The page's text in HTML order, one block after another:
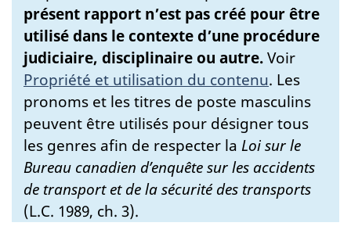
présent rapport n’est pas créé pour être
utilisé dans le contexte d’une procédure
judiciaire, disciplinaire ou autre.Voir
Propriété et utilisation du contenu. Les
pronoms et les titres de poste masculins
peuvent être utilisés pour désigner tous
les genres afin de respecter la Loi sur le
Bureau canadien d’enquête sur les accidents
de transport et de la sécurité des transports
(L.C. 1989, ch. 3).